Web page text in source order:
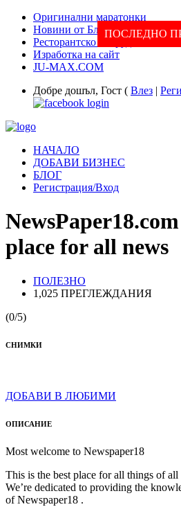
Оригинални маратонки
Новини от Благоевград и
Ресторантско оборудване
Изработка на сайт
JU-MAX.COM
Добре дошъл, Гост ( Влез |
НАЧАЛО
ДОБАВИ БИЗНЕС
БЛОГ
Регистрация/Вход
ПОСЛЕДНО
place for all news
ПОЛЕЗНО
1,025 ПРЕГЛЕЖДАНИЯ
(0/5)
СНИМКИ
ДОБАВИ В ЛЮБИМИ
ОПИСАНИЕ
Most welcome to Newspaper18
This is the best place for all things of
We’re dedicated to providing the
of Newspaper18 .